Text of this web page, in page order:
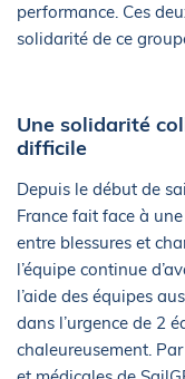
performance. Ces
solidarité de ce
Une solidarité
difficile
Depuis le début de
France fait face à
entre blessures et
l’équipe continue
l’aide des équipes
dans l’urgence de 2
chaleureusement.